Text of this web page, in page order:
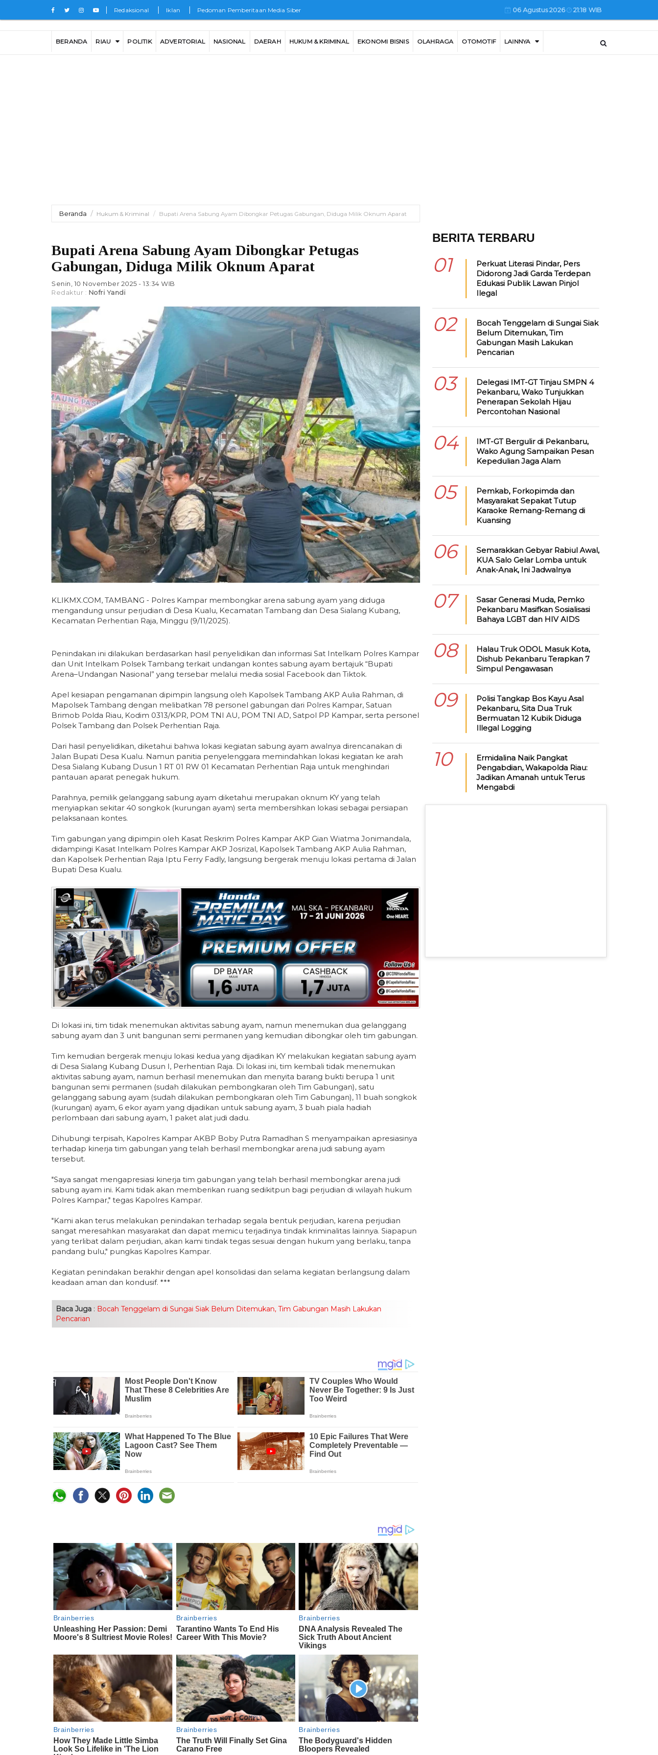
Redaksional Iklan Pedoman Pemberitaan Media Siber 06 Agustus 2026 21:18 WIB
BERANDA RIAU POLITIK ADVERTORIAL NASIONAL DAERAH HUKUM & KRIMINAL EKONOMI BISNIS OLAHRAGA OTOMOTIF LAINNYA
Beranda Hukum & Kriminal Bupati Arena Sabung Ayam Dibongkar Petugas Gabungan, Diduga Milik Oknum Aparat
Bupati Arena Sabung Ayam Dibongkar Petugas
Gabungan, Diduga Milik Oknum Aparat
Senin, 10 November 2025 - 13:34 WIB
Redaktur : Nofri Yandi
KLIKMX.COM, TAMBANG - Polres Kampar membongkar arena sabung ayam yang diduga
mengandung unsur perjudian di Desa Kualu, Kecamatan Tambang dan Desa Sialang Kubang,
Kecamatan Perhentian Raja, Minggu (9/11/2025).
Penindakan ini dilakukan berdasarkan hasil penyelidikan dan informasi Sat Intelkam Polres Kampar
dan Unit Intelkam Polsek Tambang terkait undangan kontes sabung ayam bertajuk “Bupati
Arena–Undangan Nasional” yang tersebar melalui media sosial Facebook dan Tiktok.
Apel kesiapan pengamanan dipimpin langsung oleh Kapolsek Tambang AKP Aulia Rahman, di
Mapolsek Tambang dengan melibatkan 78 personel gabungan dari Polres Kampar, Satuan
Brimob Polda Riau, Kodim 0313/KPR, POM TNI AU, POM TNI AD, Satpol PP Kampar, serta personel
Polsek Tambang dan Polsek Perhentian Raja.
Dari hasil penyelidikan, diketahui bahwa lokasi kegiatan sabung ayam awalnya direncanakan di
Jalan Bupati Desa Kualu. Namun panitia penyelenggara memindahkan lokasi kegiatan ke arah
Desa Sialang Kubang Dusun 1 RT 01 RW 01 Kecamatan Perhentian Raja untuk menghindari
pantauan aparat penegak hukum.
Parahnya, pemilik gelanggang sabung ayam diketahui merupakan oknum KY yang telah
menyiapkan sekitar 40 songkok (kurungan ayam) serta membersihkan lokasi sebagai persiapan
pelaksanaan kontes.
Tim gabungan yang dipimpin oleh Kasat Reskrim Polres Kampar AKP Gian Wiatma Jonimandala,
didampingi Kasat Intelkam Polres Kampar AKP Josrizal, Kapolsek Tambang AKP Aulia Rahman,
dan Kapolsek Perhentian Raja Iptu Ferry Fadly, langsung bergerak menuju lokasi pertama di Jalan
Bupati Desa Kualu.
Di lokasi ini, tim tidak menemukan aktivitas sabung ayam, namun menemukan dua gelanggang
sabung ayam dan 3 unit bangunan semi permanen yang kemudian dibongkar oleh tim gabungan.
Tim kemudian bergerak menuju lokasi kedua yang dijadikan KY melakukan kegiatan sabung ayam
di Desa Sialang Kubang Dusun I, Perhentian Raja. Di lokasi ini, tim kembali tidak menemukan
aktivitas sabung ayam, namun berhasil menemukan dan menyita barang bukti berupa 1 unit
bangunan semi permanen (sudah dilakukan pembongkaran oleh Tim Gabungan), satu
gelanggang sabung ayam (sudah dilakukan pembongkaran oleh Tim Gabungan), 11 buah songkok
(kurungan) ayam, 6 ekor ayam yang dijadikan untuk sabung ayam, 3 buah piala hadiah
perlombaan dari sabung ayam, 1 paket alat judi dadu.
Dihubungi terpisah, Kapolres Kampar AKBP Boby Putra Ramadhan S menyampaikan apresiasinya
terhadap kinerja tim gabungan yang telah berhasil membongkar arena judi sabung ayam
tersebut.
"Saya sangat mengapresiasi kinerja tim gabungan yang telah berhasil membongkar arena judi
sabung ayam ini. Kami tidak akan memberikan ruang sedikitpun bagi perjudian di wilayah hukum
Polres Kampar," tegas Kapolres Kampar.
"Kami akan terus melakukan penindakan terhadap segala bentuk perjudian, karena perjudian
sangat meresahkan masyarakat dan dapat memicu terjadinya tindak kriminalitas lainnya. Siapapun
yang terlibat dalam perjudian, akan kami tindak tegas sesuai dengan hukum yang berlaku, tanpa
pandang bulu," pungkas Kapolres Kampar.
Kegiatan penindakan berakhir dengan apel konsolidasi dan selama kegiatan berlangsung dalam
keadaan aman dan kondusif. ***
Baca Juga : Bocah Tenggelam di Sungai Siak Belum Ditemukan, Tim Gabungan Masih Lakukan
Pencarian
BERITA TERBARU
01
Perkuat Literasi Pindar, Pers
Didorong Jadi Garda Terdepan
Edukasi Publik Lawan Pinjol
Ilegal
02
Bocah Tenggelam di Sungai Siak
Belum Ditemukan, Tim
Gabungan Masih Lakukan
Pencarian
03
Delegasi IMT-GT Tinjau SMPN 4
Pekanbaru, Wako Tunjukkan
Penerapan Sekolah Hijau
Percontohan Nasional
04
IMT-GT Bergulir di Pekanbaru,
Wako Agung Sampaikan Pesan
Kepedulian Jaga Alam
05
Pemkab, Forkopimda dan
Masyarakat Sepakat Tutup
Karaoke Remang-Remang di
Kuansing
06
Semarakkan Gebyar Rabiul Awal,
KUA Salo Gelar Lomba untuk
Anak-Anak, Ini Jadwalnya
07
Sasar Generasi Muda, Pemko
Pekanbaru Masifkan Sosialisasi
Bahaya LGBT dan HIV AIDS
08
Halau Truk ODOL Masuk Kota,
Dishub Pekanbaru Terapkan 7
Simpul Pengawasan
09
Polisi Tangkap Bos Kayu Asal
Pekanbaru, Sita Dua Truk
Bermuatan 12 Kubik Diduga
Illegal Logging
10
Ermidalina Naik Pangkat
Pengabdian, Wakapolda Riau:
Jadikan Amanah untuk Terus
Mengabdi